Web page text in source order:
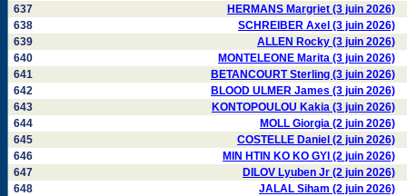
637
HERMANS Margriet (3 juin 2026)
638
SCHREIBER Axel (3 juin 2026)
639
ALLEN Rocky (3 juin 2026)
640
MONTELEONE Marita (3 juin 2026)
641
BETANCOURT Sterling (3 juin 2026)
642
BLOOD ULMER James (3 juin 2026)
643
KONTOPOULOU Kakia (3 juin 2026)
644
MOLL Giorgia (2 juin 2026)
645
COSTELLE Daniel (2 juin 2026)
646
MIN HTIN KO KO GYI (2 juin 2026)
647
DILOV Lyuben Jr (2 juin 2026)
648
JALAL Siham (2 juin 2026)